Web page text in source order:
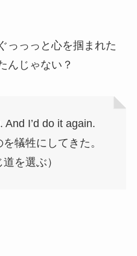
っっっと心を掴まれた
んじゃない？
I’d do it again.
犠牲にしてきた。
を選ぶ）